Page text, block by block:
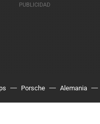
Porsche Alemania